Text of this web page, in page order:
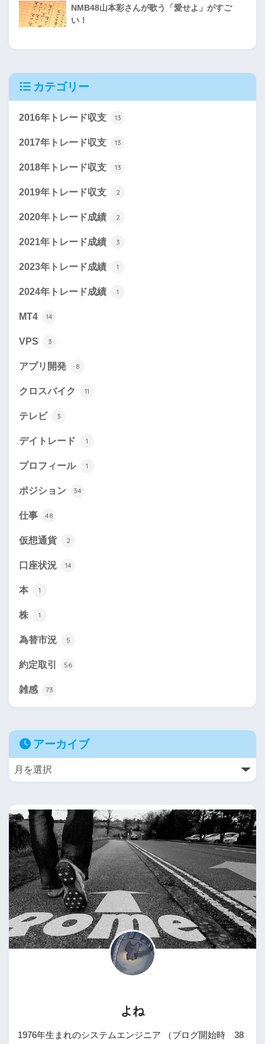
NMB48山本彩さんが歌う「愛せよ」がすご
い！
カテゴリー
2016年トレード収支 13
2017年トレード収支 13
2018年トレード収支 13
2019年トレード収支 2
2020年トレード成績 2
2021年トレード成績 3
2023年トレード成績 1
2024年トレード成績 1
MT4 14
VPS 3
アプリ開発 8
クロスバイク 11
テレビ 3
デイトレード 1
プロフィール 1
ポジション 34
仕事 48
仮想通貨 2
口座状況 14
本 1
株 1
為替市況 5
約定取引 56
雑感 73
アーカイブ
よね
1976年生まれのシステムエンジニア （ブログ開始時 38